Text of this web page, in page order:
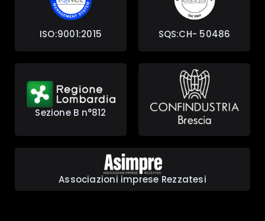
ISO:9001:2015 SQS:CH- 50486
Sezione B n°812
Associazioni imprese Rezzatesi